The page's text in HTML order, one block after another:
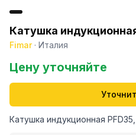
Катушка
Fimar· Италия
Цену уточняйте
Катушка индукционная